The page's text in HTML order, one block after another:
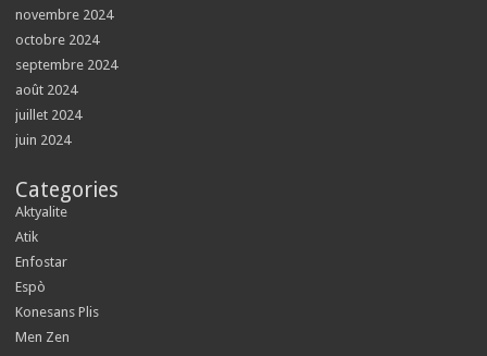
novembre 2024
octobre 2024
septembre 2024
août 2024
juillet 2024
juin 2024
Categories
Aktyalite
Atik
Enfostar
Espò
Konesans Plis
Men Zen